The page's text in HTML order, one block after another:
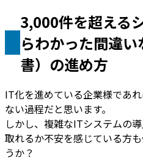
3,000件を超える
らわかった間違
書）の進め方
IT化を進めている企業様であ
ない過程だと思います。
しかし、複雑なITシステムの
取れるか不安を感じている方
うか？